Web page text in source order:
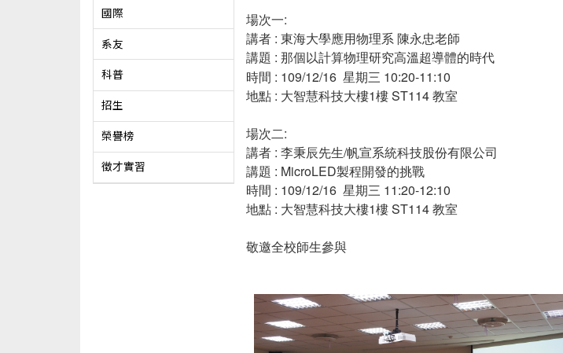
國際
系友
科普
招生
榮譽榜
徵才實習
場次一:
講者 : 東海大學應用物理系 陳永忠老師
講題 : 那個以計算物理研究高溫超導體的時代
時間 : 109/12/16 星期三 10:20-11:10
地點 : 大智慧科技大樓1樓 ST114 教室
場次二:
講者 : 李秉辰先生/帆宣系統科技股份有限公司
講題 : MicroLED製程開發的挑戰
時間 : 109/12/16 星期三 11:20-12:10
地點 : 大智慧科技大樓1樓 ST114 教室
敬邀全校師生參與